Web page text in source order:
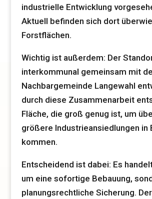
industrielle Entwicklung
Aktuell befinden sich dort
Forstflächen.
Wichtig ist außerdem: Der
interkommunal gemeinsam mit
Nachbargemeinde Langewahl
durch diese Zusammenarbeit
Fläche, die groß genug ist, um
größere Industrieansiedlungen in
kommen.
Entscheidend ist dabei: Es
um eine sofortige Bebauung,
planungsrechtliche Sicherung.